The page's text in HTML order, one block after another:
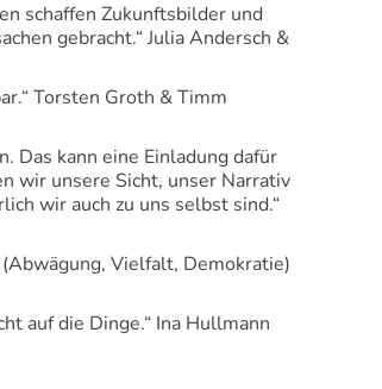
schaffen Zukunftsbilder und
gebracht.“ Julia Andersch &
Torsten Groth & Timm
Das kann eine Einladung dafür
wir unsere Sicht, unser Narrativ
wir auch zu uns selbst sind.“
Vielfalt, Demokratie)
auf die Dinge.“ Ina Hullmann